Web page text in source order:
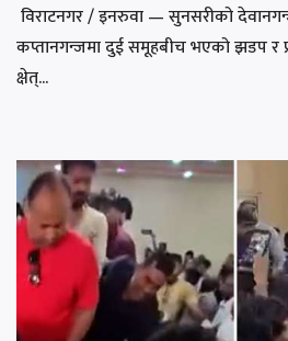
विराटनगर / इनरुवा — सुनसरीको
कप्तानगन्जमा दुई समूहबीच भएको झडप र
क्षेत्...